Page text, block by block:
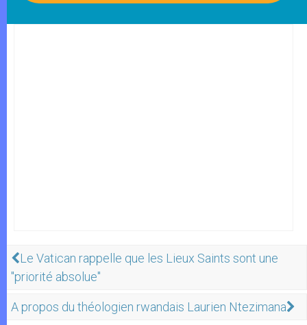
Le Vatican rappelle que les Lieux Saints sont une
"priorité absolue"
A propos du théologien rwandais Laurien Ntezimana